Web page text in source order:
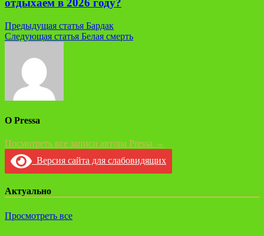
отдыхаем в 2026 году?
Навигация
по
записям
Предыдущая статья Бардак
Следующая статья Белая смерть
О Pressa
Посмотреть все записи автора Pressa →
Версия сайта для слабовидящих
Актуально
Просмотреть все